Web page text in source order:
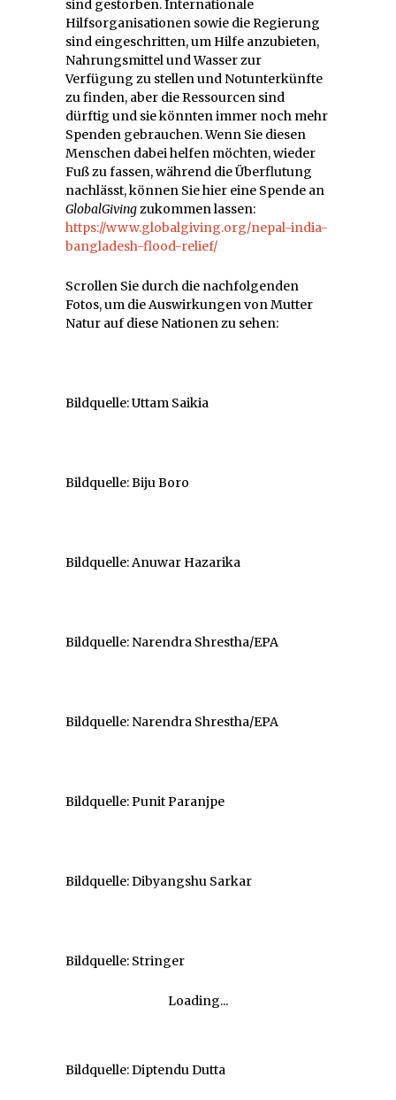
sind gestorben. Internationale
Hilfsorganisationen sowie die Regierung
sind eingeschritten, um Hilfe anzubieten,
Nahrungsmittel und Wasser zur
Verfügung zu stellen und Notunterkünfte
zu finden, aber die Ressourcen sind
dürftig und sie könnten immer noch mehr
Spenden gebrauchen. Wenn Sie diesen
Menschen dabei helfen möchten, wieder
Fuß zu fassen, während die Überflutung
nachlässt, können Sie hier eine Spende an
GlobalGivingzukommen lassen:
https://www.globalgiving.org/nepal-india-
bangladesh-flood-relief/
Scrollen Sie durch die nachfolgenden
Fotos, um die Auswirkungen von Mutter
Natur auf diese Nationen zu sehen:
Bildquelle: Uttam Saikia
Bildquelle: Biju Boro
Bildquelle: Anuwar Hazarika
Bildquelle: Narendra Shrestha/EPA
Bildquelle: Narendra Shrestha/EPA
Bildquelle: Punit Paranjpe
Bildquelle: Dibyangshu Sarkar
Bildquelle: Stringer
Loading...
Bildquelle: Diptendu Dutta